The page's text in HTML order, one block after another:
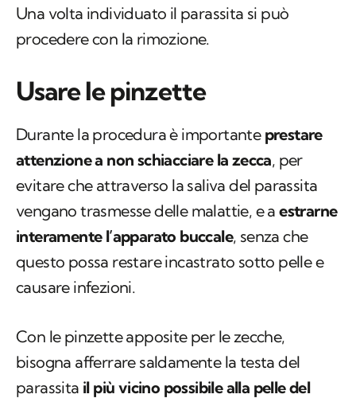
Una volta individuato il parassita si può
procedere con la rimozione.
Usare le pinzette
Durante la procedura è importante prestare
attenzione a non schiacciare la zecca, per
evitare che attraverso la saliva del parassita
vengano trasmesse delle malattie, e aestrarne
interamente l’apparato buccale, senza che
questo possa restare incastrato sotto pelle e
causare infezioni.
Con le pinzette apposite per le zecche,
bisogna afferrare saldamente la testa del
parassita il più vicino possibile alla pelle del